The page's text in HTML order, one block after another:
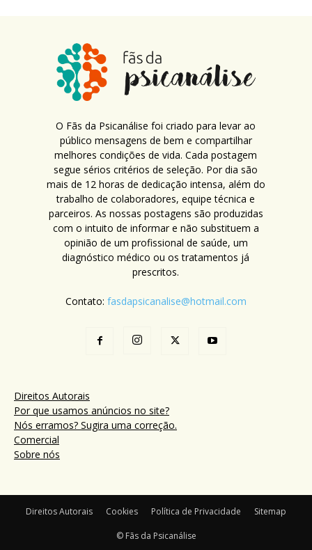
O Fãs da Psicanálise foi criado para levar ao
público mensagens de bem e compartilhar
melhores condições de vida. Cada postagem
segue sérios critérios de seleção. Por dia são
mais de 12 horas de dedicação intensa, além do
trabalho de colaboradores, equipe técnica e
parceiros. As nossas postagens são produzidas
com o intuito de informar e não substituem a
opinião de um profissional de saúde, um
diagnóstico médico ou os tratamentos já
prescritos.
Contato: fasdapsicanalise@hotmail.com
Direitos Autorais
Por que usamos anúncios no site?
Nós erramos? Sugira uma correção.
Comercial
Sobre nós
Direitos Autorais Cookies Política de Privacidade Sitemap
© Fãs da Psicanálise